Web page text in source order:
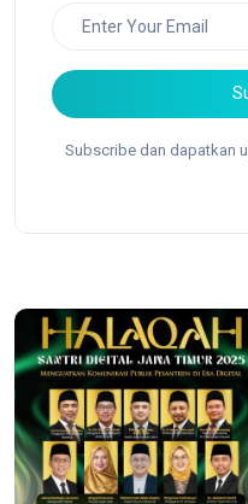
Subscribe dan dapatkan